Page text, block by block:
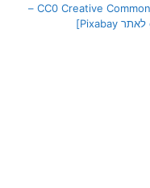
[התמונה המקורית היא תמונה חופשית – CC0 Creative Commons –